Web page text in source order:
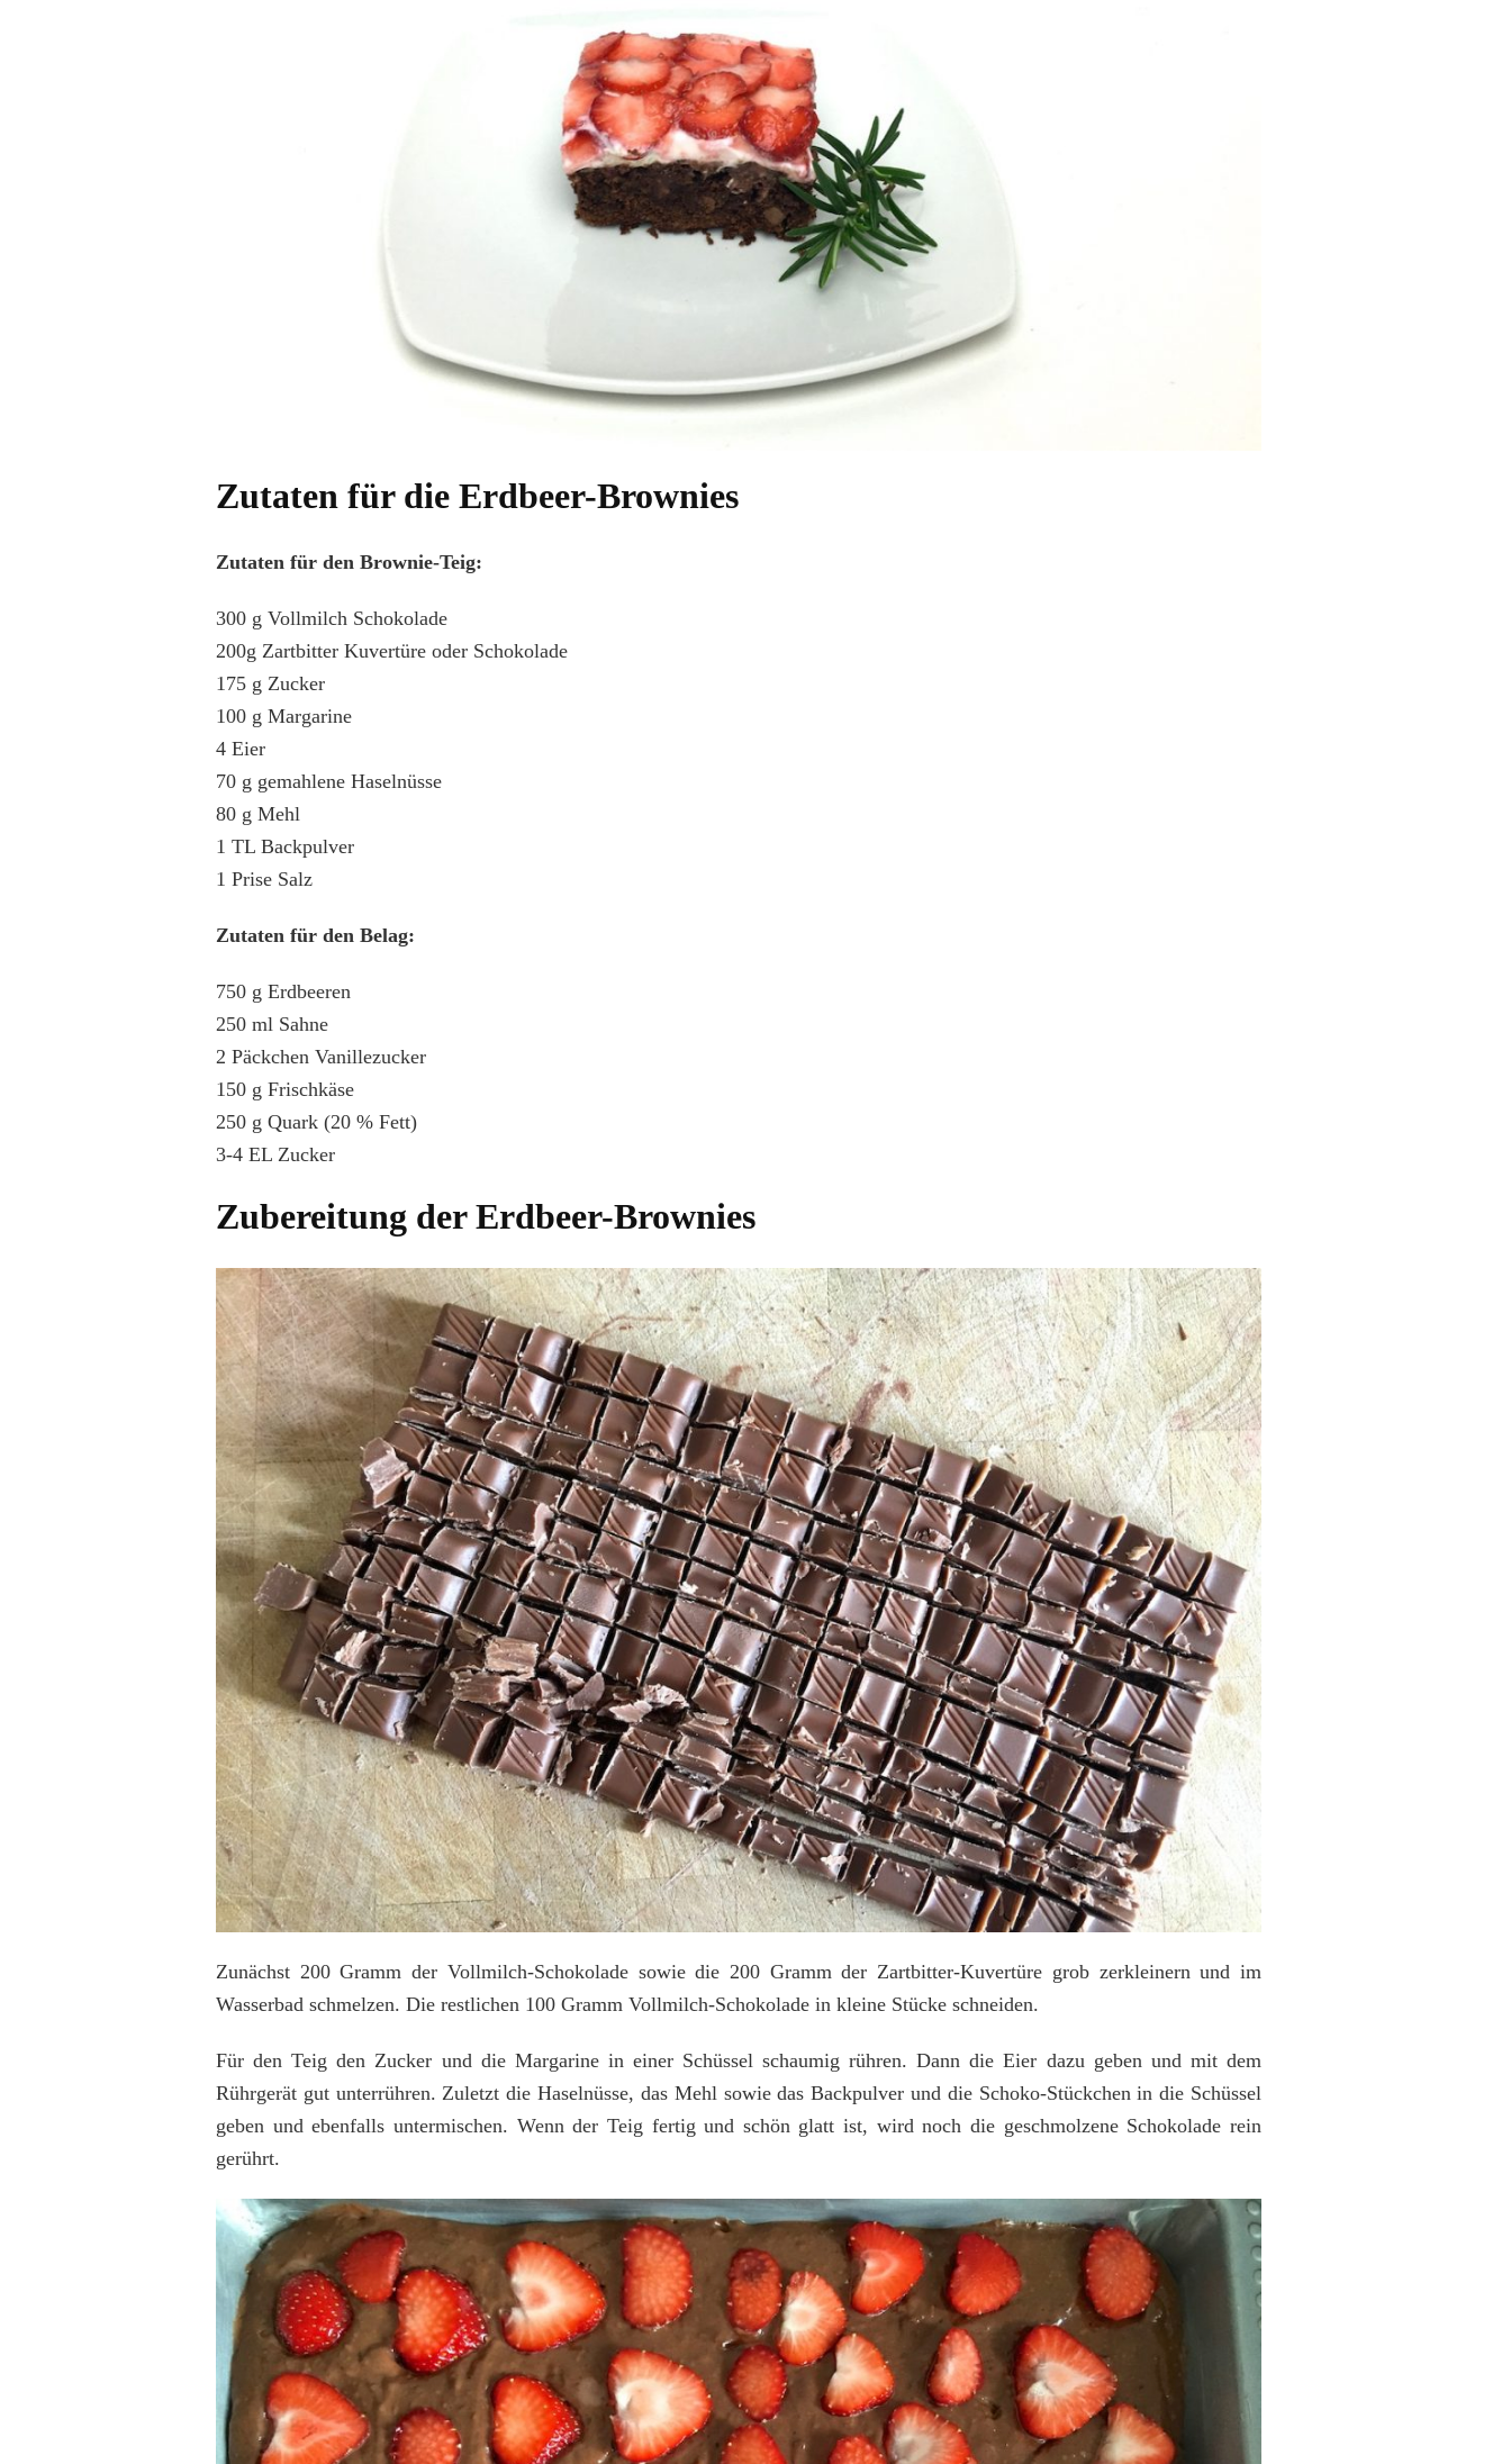
Zutaten für die Erdbeer-Brownies
Zutaten für den Brownie-Teig:
300 g Vollmilch Schokolade
200g Zartbitter Kuvertüre oder Schokolade
175 g Zucker
100 g Margarine
4 Eier
70 g gemahlene Haselnüsse
80 g Mehl
1 TL Backpulver
1 Prise Salz
Zutaten für den Belag:
750 g Erdbeeren
250 ml Sahne
2 Päckchen Vanillezucker
150 g Frischkäse
250 g Quark (20 % Fett)
3-4 EL Zucker
Zubereitung der Erdbeer-Brownies
Zunächst 200 Gramm der Vollmilch-Schokolade sowie die 200 Gramm der Zartbitter-Kuvertüre grob zerkleinern und im
Wasserbad schmelzen. Die restlichen 100 Gramm Vollmilch-Schokolade in kleine Stücke schneiden.
Für den Teig den Zucker und die Margarine in einer Schüssel schaumig rühren. Dann die Eier dazu geben und mit dem
Rührgerät gut unterrühren. Zuletzt die Haselnüsse, das Mehl sowie das Backpulver und die Schoko-Stückchen in die Schüssel
geben und ebenfalls untermischen. Wenn der Teig fertig und schön glatt ist, wird noch die geschmolzene Schokolade rein
gerührt.